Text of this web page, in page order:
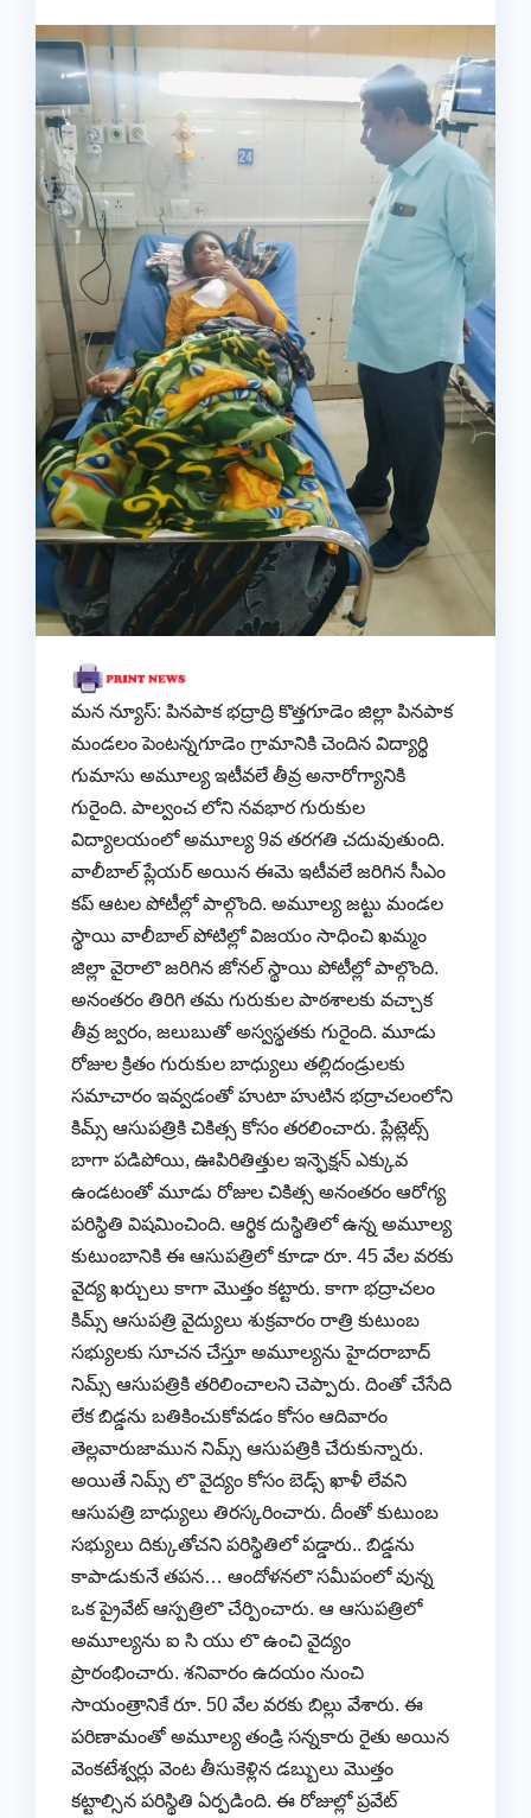
మన న్యూస్: పినపాక భద్రాద్రి కొత్తగూడెం జిల్లా పినపాక
మండలం పెంటన్నగూడెం గ్రామానికి చెందిన విద్యార్థి
గుమాసు అమూల్య ఇటీవలే తీవ్ర అనారోగ్యానికి
గురైంది. పాల్వంచ లోని నవభార గురుకుల
విద్యాలయంలో అమూల్య 9వ తరగతి చదువుతుంది.
వాలీబాల్ ప్లేయర్ అయిన ఈమె ఇటీవలే జరిగిన సీఎం
కప్ ఆటల పోటీల్లో పాల్గొంది. అమూల్య జట్టు మండల
స్థాయి వాలీబాల్ పోటిల్లో విజయం సాధించి ఖమ్మం
జిల్లా వైరాలొ జరిగిన జోనల్ స్థాయి పోటీల్లో పాల్గొంది.
అనంతరం తిరిగి తమ గురుకుల పాఠశాలకు వచ్చాక
తీవ్ర జ్వరం, జలుబుతో అస్వస్థతకు గురైంది. మూడు
రోజుల క్రితం గురుకుల బాధ్యులు తల్లిదండ్రులకు
సమాచారం ఇవ్వడంతో హుటా హుటిన భద్రాచలంలోని
కిమ్స్ ఆసుపత్రికి చికిత్స కోసం తరలించారు. ప్లేట్లెట్స్
బాగా పడిపోయి, ఊపిరితిత్తుల ఇన్ఫెక్షన్ ఎక్కువ
ఉండటంతో మూడు రోజుల చికిత్స అనంతరం ఆరోగ్య
పరిస్థితి విషమించింది. ఆర్థిక దుస్థితిలో ఉన్న అమూల్య
కుటుంబానికి ఈ ఆసుపత్రిలో కూడా రూ. 45 వేల వరకు
వైద్య ఖర్చులు కాగా మొత్తం కట్టారు. కాగా భద్రాచలం
కిమ్స్ ఆసుపత్రి వైద్యులు శుక్రవారం రాత్రి కుటుంబ
సభ్యులకు సూచన చేస్తూ అమూల్యను హైదరాబాద్
నిమ్స్ ఆసుపత్రికి తరిలించాలని చెప్పారు. దింతో చేసేది
లేక బిడ్డను బతికించుకోవడం కోసం ఆదివారం
తెల్లవారుజామున నిమ్స్ ఆసుపత్రికి చేరుకున్నారు.
అయితే నిమ్స్ లొ వైద్యం కోసం బెడ్స్ ఖాళీ లేవని
ఆసుపత్రి బాధ్యులు తిరస్కరించారు. దీంతో కుటుంబ
సభ్యులు దిక్కుతోచని పరిస్థితిలో పడ్డారు.. బిడ్డను
కాపాడుకునే తపన… ఆందోళనలొ సమీపంలో వున్న
ఒక ప్రైవేట్ ఆస్పత్రిలొ చేర్పించారు. ఆ ఆసుపత్రిలో
అమూల్యను ఐ సి యు లొ ఉంచి వైద్యం
ప్రారంభించారు. శనివారం ఉదయం నుంచి
సాయంత్రానికే రూ. 50 వేల వరకు బిల్లు వేశారు. ఈ
పరిణామంతో అమూల్య తండ్రి సన్నకారు రైతు అయిన
వెంకటేశ్వర్లు వెంట తీసుకెళ్లిన డబ్బులు మొత్తం
కట్టాల్సిన పరిస్థితి ఏర్పడింది. ఈ రోజుల్లో ప్రవేట్